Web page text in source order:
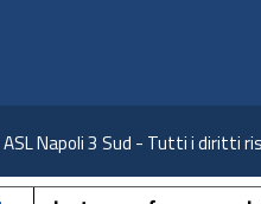
Napoli 3 Sud - Tutti i diritti